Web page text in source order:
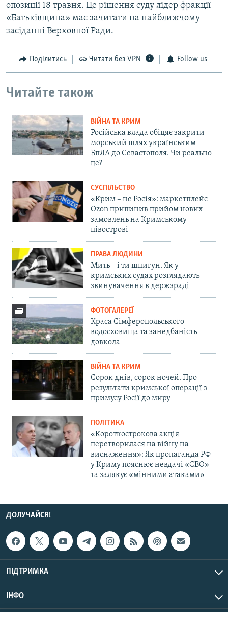
опозиції 18 травня. Це рішення суду лідер фракції
«Батьківщина» має зачитати на найближчому
засіданні Верховної Ради.
Поділитись Читати без VPN Follow us
Читайте також
ВІЙНА ТА КРИМ
Російська влада обіцяє закрити
морський шлях українським
БпЛА до Севастополя. Чи реально
це?
СУСПІЛЬСТВО
«Крим – не Росія»: маркетплейс
Ozon припинив прийом нових
замовлень на Кримському
півострові
ПРАВА ЛЮДИНИ
Мить – і ти шпигун. Як у
кримських судах розглядають
звинувачення в держзраді
ФОТОГАЛЕРЕЇ
Краса Сімферопольського
водосховища та занедбаність
довкола
ВІЙНА ТА КРИМ
Сорок днів, сорок ночей. Про
результати кримської операції з
примусу Росії до миру
ПОЛІТИКА
«Короткострокова акція
перетворилася на війну на
виснаження»: Як пропаганда РФ
у Криму пояснює невдачі «СВО»
та залякує «мінними атаками»
ДОЛУЧАЙСЯ!
ПІДТРИМКА
ІНФО